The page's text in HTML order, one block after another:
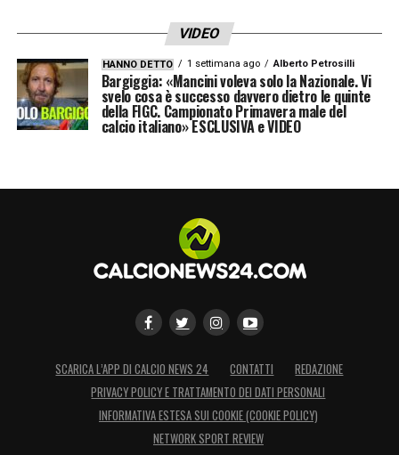
VIDEO
HANNO DETTO 1 settimana ago Alberto Petrosilli
Bargiggia: «Mancini voleva solo la Nazionale. Vi
svelo cosa è successo davvero dietro le quinte
della FIGC. Campionato Primavera male del
calcio italiano» ESCLUSIVA e VIDEO
SCARICA L’APP DI CALCIO NEWS 24 CONTATTI
REDAZIONE
PRIVACY POLICY E TRATTAMENTO DEI DATI PERSONALI
INFORMATIVA ESTESA SUI COOKIE (COOKIE POLICY)
NETWORK SPORT REVIEW